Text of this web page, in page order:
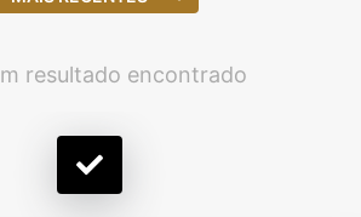
resultado encontrado